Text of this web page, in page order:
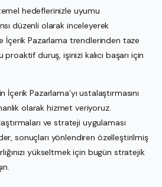
hedeflerinizle uyumu
düzenli olarak inceleyerek
İçerik Pazarlama trendlerinden taze
duruş, işinizi kalıcı başarı için
Pazarlama’yı ustalaştırmasını
olarak hizmet veriyoruz.
ve strateji uygulaması
sonuçları yönlendiren özelleştirilmiş
yükseltmek için bugün stratejik